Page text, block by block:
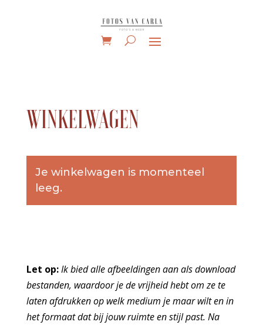
WINKELWAGEN
Je winkelwagen is momenteel
leeg.
Let op:Ik bied alle afbeeldingen aan als download
bestanden, waardoor je de vrijheid hebt om ze te
laten afdrukken op welk medium je maar wilt en in
het formaat dat bij jouw ruimte en stijl past. Na